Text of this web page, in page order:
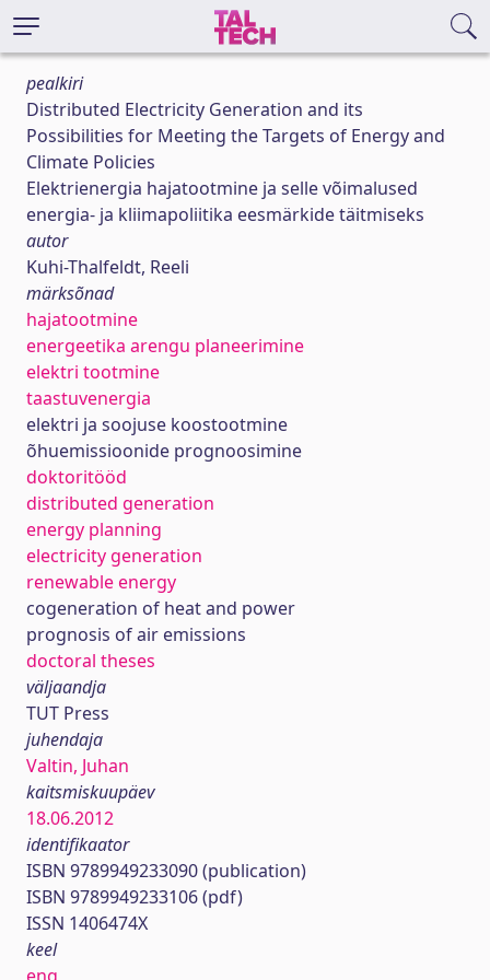
pealkiri
Distributed Electricity Generation and its
Possibilities for Meeting the Targets of Energy and
Climate Policies
Elektrienergia hajatootmine ja selle võimalused
energia- ja kliimapoliitika eesmärkide täitmiseks
autor
Kuhi-Thalfeldt, Reeli
märksõnad
hajatootmine
energeetika arengu planeerimine
elektri tootmine
taastuvenergia
elektri ja soojuse koostootmine
õhuemissioonide prognoosimine
doktoritööd
distributed generation
energy planning
electricity generation
renewable energy
cogeneration of heat and power
prognosis of air emissions
doctoral theses
väljaandja
TUT Press
juhendaja
Valtin, Juhan
kaitsmiskuupäev
18.06.2012
identifikaator
ISBN 9789949233090 (publication)
ISBN 9789949233106 (pdf)
ISSN 1406474X
keel